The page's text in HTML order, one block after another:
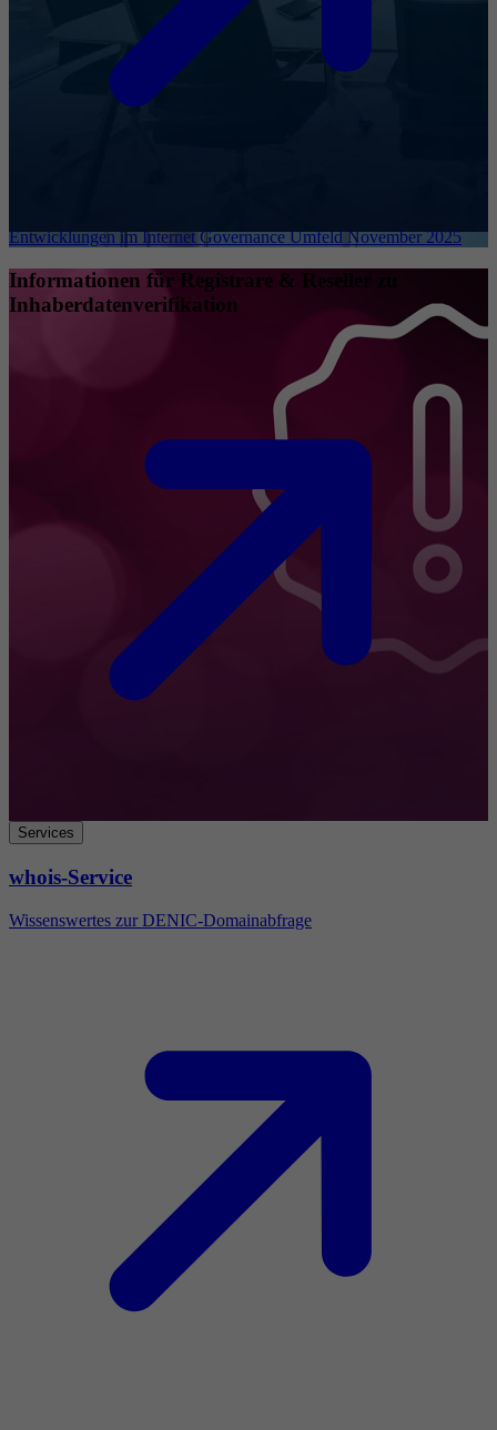
Entwicklungen im Internet Governance Umfeld November 2025
Informationen für Registrare & Reseller zu
Inhaberdatenverifikation
Services
whois-Service
Wissenswertes zur DENIC-Domainabfrage